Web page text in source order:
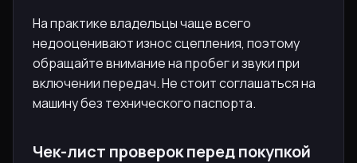
На практике владельцы чаще всего
недооценивают износ сцепления, поэтому
обращайте внимание на пробег и звуки при
включении передач. Не стоит соглашаться на
машину без технического паспорта.
Чек-лист проверок перед покупкой